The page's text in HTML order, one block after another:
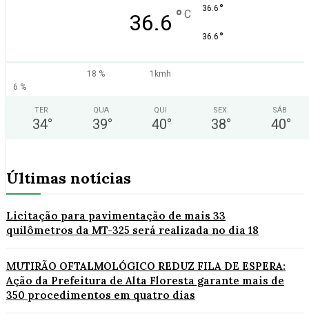
36.6 ° C 36.6 °
36.6 °
18 %
1kmh
6 %
TER
34°
QUA
39°
QUI
40°
SEX
38°
SÁB
40°
Últimas notícias
Licitação para pavimentação de mais 33
quilômetros da MT-325 será realizada no dia 18
MUTIRÃO OFTALMOLÓGICO REDUZ FILA DE ESPERA:
Ação da Prefeitura de Alta Floresta garante mais de
350 procedimentos em quatro dias